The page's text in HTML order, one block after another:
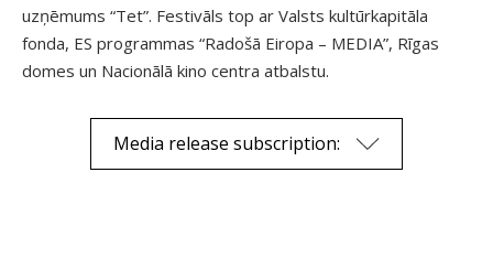
uzņēmums “Tet”. Festivāls top ar Valsts kultūrkapitāla
fonda, ES programmas “Radošā Eiropa – MEDIA”, Rīgas
domes un Nacionālā kino centra atbalstu.
Media release subscription: